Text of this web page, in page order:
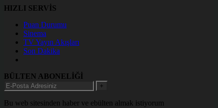
HIZLI SERVİS
Puan Durumu
Sinema
TV Yayın Akışları
Son Dakika
BÜLTEN ABONELİĞİ
+
Bu web sitesinden haber ve ebülten almak istiyorum